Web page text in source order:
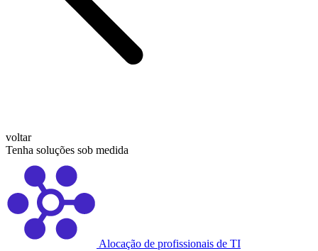
voltar
Tenha soluções sob medida
Alocação de profissionais de TI